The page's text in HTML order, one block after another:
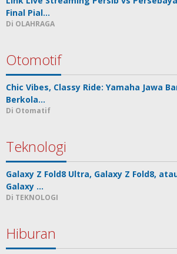
Final Pial…
Di OLAHRAGA
Otomotif
Chic Vibes, Classy Ride: Yamaha Jawa
Berkola…
Di Otomatif
Teknologi
Galaxy Z Fold8 Ultra, Galaxy Z Fold8,
Galaxy …
Di TEKNOLOGI
Hiburan